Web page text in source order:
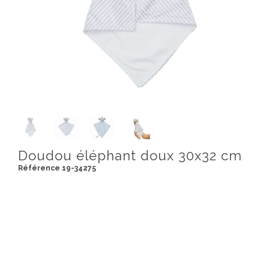
Doudou éléphant doux 30x32 cm
Référence 19-34275